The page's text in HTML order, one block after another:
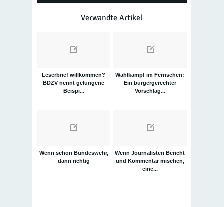
Verwandte Artikel
Leserbrief willkommen?
BDZV nennt gelungene
Beispi...
Wahlkampf im Fernsehen:
Ein bürgergerechter
Vorschlag...
Wenn schon Bundeswehr,
dann richtig
Wenn Journalisten Bericht
und Kommentar mischen,
eine...